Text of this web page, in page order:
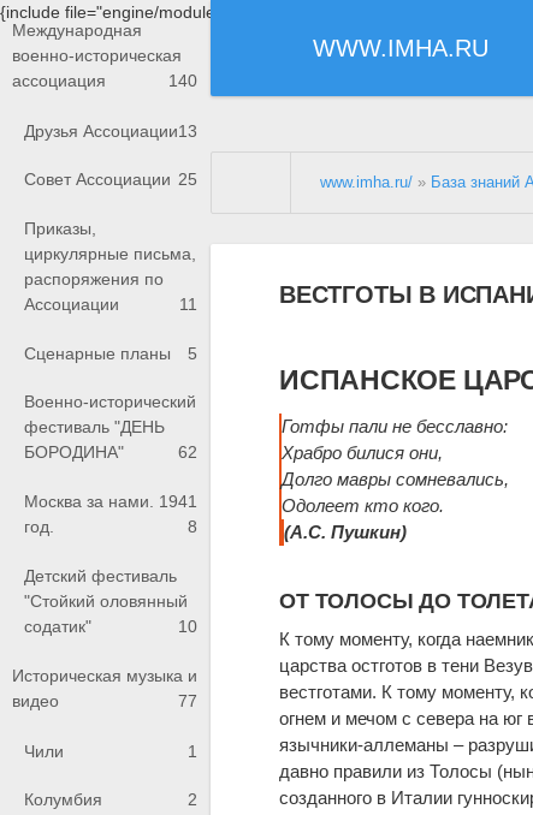
{include file="engine/modules/saperu/head.php"}
WWW.IMHA.RU
Международная
военно-историческая
ассоциация
140
Друзья Ассоциации13
Совет Ассоциации 25
Приказы,
циркулярные письма,
распоряжения по
Ассоциации
11
Сценарные планы 5
Военно-исторический
фестиваль "ДЕНЬ
БОРОДИНА"
62
Москва за нами. 1941
год.
8
Детский фестиваль
"Стойкий оловянный
содатик"
10
Историческая музыка и
видео
77
Чили 1
Колумбия 2
www.imha.ru/ » База знаний
ВЕСТГОТЫ В
ИСПАНСКОЕ
Готфы пали не бесславно:
Храбро билися они,
Долго мавры сомневались,
Одолеет кто кого.
(А.С. Пушкин)
ОТ ТОЛОСЫ ДО
К тому моменту, когда
царства остготов в тени
вестготами. К тому моменту,
огнем и мечом с севера на
язычники-аллеманы –
давно правили из Толосы
созданного в Италии